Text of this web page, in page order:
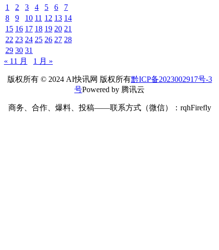
1
2 3 4 5 6
7
8
9 10 11 12 13 14
15 16 17 18 19 20 21
22 23 24 25 26 27 28
29 30 31
« 11 月
1 月 »
版权所有 © 2024 AI快讯网 版权所有黔ICP备2023002917号-3
号Powered by 腾讯云
商务、合作、爆料、投稿——联系方式（微信）：rqhFirefly